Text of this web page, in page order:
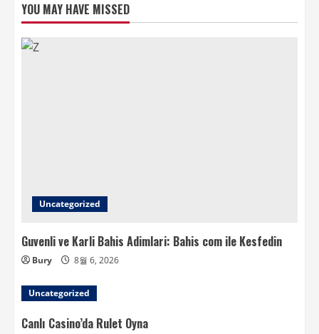
YOU MAY HAVE MISSED
Uncategorized
Guvenli ve Karli Bahis Adimlari: Bahis com ile Kesfedin
Bury 8월 6, 2026
Uncategorized
Canlı Casino’da Rulet Oyna